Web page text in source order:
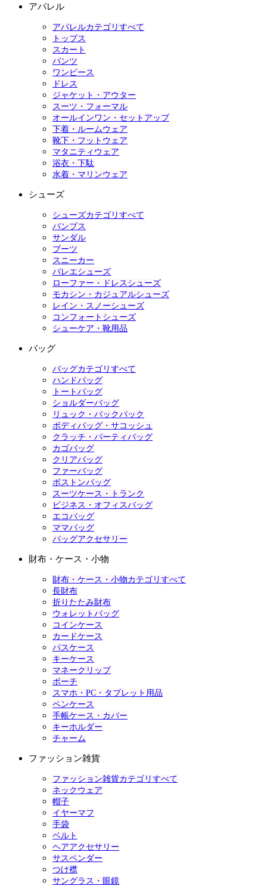
アパレル
アパレルカテゴリすべて
トップス
スカート
パンツ
ワンピース
ドレス
ジャケット・アウター
スーツ・フォーマル
オールインワン・セットアップ
下着・ルームウェア
靴下・フットウェア
マタニティウェア
浴衣・下駄
水着・マリンウェア
シューズ
シューズカテゴリすべて
パンプス
サンダル
ブーツ
スニーカー
バレエシューズ
ローファー・ドレスシューズ
モカシン・カジュアルシューズ
レイン・スノーシューズ
コンフォートシューズ
シューケア・靴用品
バッグ
バッグカテゴリすべて
ハンドバッグ
トートバッグ
ショルダーバッグ
リュック・バックパック
ボディバッグ・サコッシュ
クラッチ・パーティバッグ
カゴバッグ
クリアバッグ
ファーバッグ
ボストンバッグ
スーツケース・トランク
ビジネス・オフィスバッグ
エコバッグ
ママバッグ
バッグアクセサリー
財布・ケース・小物
財布・ケース・小物カテゴリすべて
長財布
折りたたみ財布
ウォレットバッグ
コインケース
カードケース
パスケース
キーケース
マネークリップ
ポーチ
スマホ・PC・タブレット用品
ペンケース
手帳ケース・カバー
キーホルダー
チャーム
ファッション雑貨
ファッション雑貨カテゴリすべて
ネックウェア
帽子
イヤーマフ
手袋
ベルト
ヘアアクセサリー
サスペンダー
つけ襟
サングラス・眼鏡